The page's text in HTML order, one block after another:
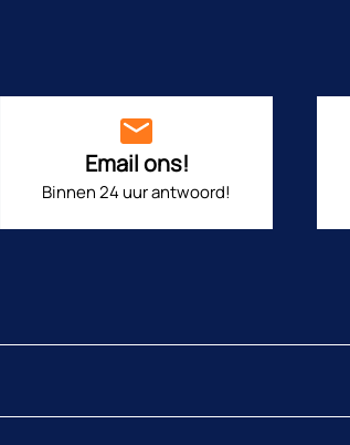
Email ons!
Binnen 24 uur antwoord!